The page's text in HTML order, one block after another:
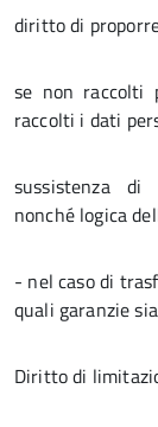
diritto di
se non raccolti
raccolti i dati
sussistenza di
nonché logica
- nel caso di
quali garanzie
Diritto di